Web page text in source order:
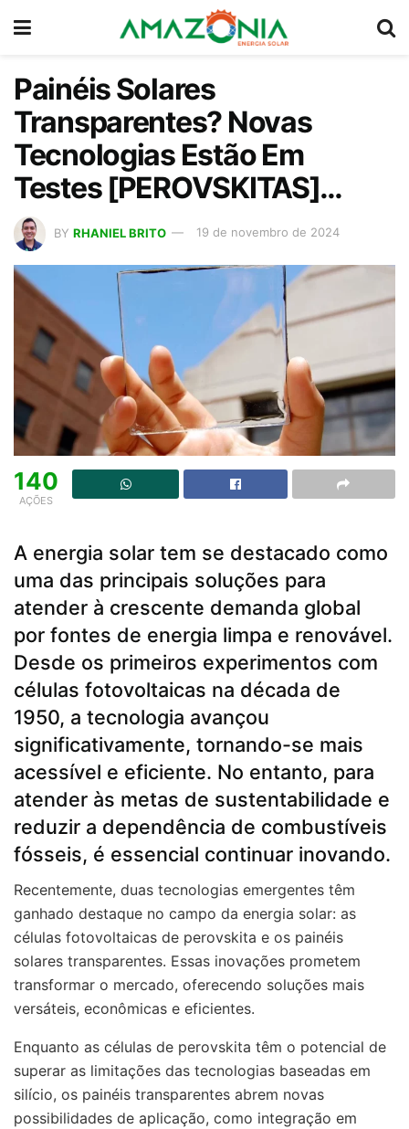
Painéis Solares
Transparentes? Novas
Tecnologias Estão Em
Testes [PEROVSKITAS]…
BY RHANIEL BRITO 19 de novembro de 2024
140
AÇÕES
A energia solar tem se destacado como
uma das principais soluções para
atender à crescente demanda global
por fontes de energia limpa e renovável.
Desde os primeiros experimentos com
células fotovoltaicas na década de
1950, a tecnologia avançou
significativamente, tornando-se mais
acessível e eficiente. No entanto, para
atender às metas de sustentabilidade e
reduzir a dependência de combustíveis
fósseis, é essencial continuar inovando.
Recentemente, duas tecnologias emergentes têm
ganhado destaque no campo da energia solar: as
células fotovoltaicas de perovskita e os painéis
solares transparentes. Essas inovações prometem
transformar o mercado, oferecendo soluções mais
versáteis, econômicas e eficientes.
Enquanto as células de perovskita têm o potencial de
superar as limitações das tecnologias baseadas em
silício, os painéis transparentes abrem novas
possibilidades de aplicação, como integração em